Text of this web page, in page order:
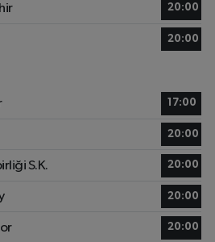
20:00
20:00
17:00
20:00
S.K. 20:00
20:00
20:00